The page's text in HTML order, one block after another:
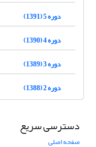
دوره 5 (1391)
دوره 4 (1390)
دوره 3 (1389)
دوره 2 (1388)
دسترسی سریع
صفحه اصلی